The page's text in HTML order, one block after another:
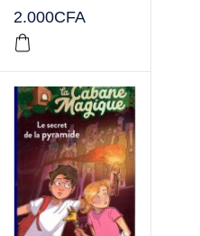
de rencontres en
Amérique
2.000CFA